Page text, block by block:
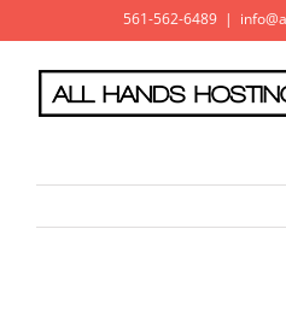
content
561-562-6489 |